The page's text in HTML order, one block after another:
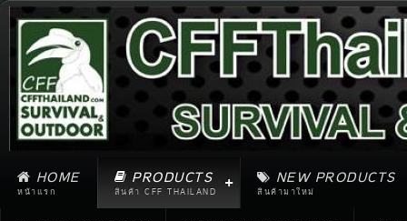
HOME
หน้าแรก
PRODUCTS
สินค้า CFF THAILAND
NEW PRODUCTS
สินค้ามาใหม่